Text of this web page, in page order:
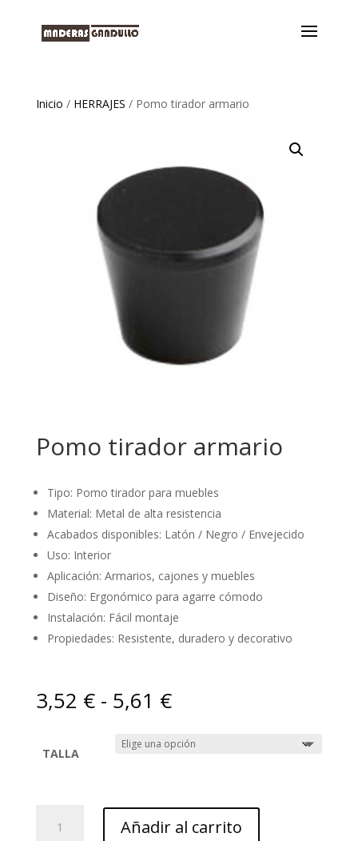
Inicio / HERRAJES / Pomo tirador armario
Pomo tirador armario
Tipo: Pomo tirador para muebles
Material: Metal de alta resistencia
Acabados disponibles: Latón / Negro / Envejecido
Uso: Interior
Aplicación: Armarios, cajones y muebles
Diseño: Ergonómico para agarre cómodo
Instalación: Fácil montaje
Propiedades: Resistente, duradero y decorativo
3,52 € - 5,61 €Rango
de
precios:
desde
5,61 €
TALLA
tirador
Añadir al carrito